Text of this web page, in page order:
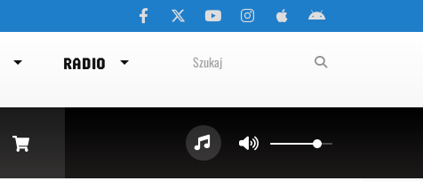
RADIO